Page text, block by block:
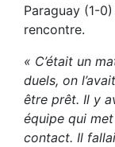
Paraguay (1-
rencontre.
« C’était un
duels, on
être prêt. Il y
équipe qui
contact. Il